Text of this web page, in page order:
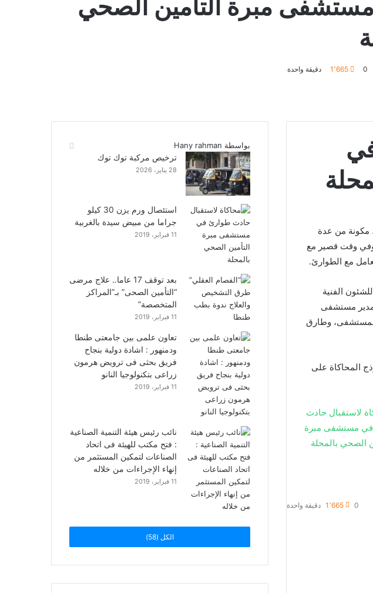
مبرة التأمين الصحي
0 1٬665 دقيقة واحدة
مكونة من عدة
وفي وقت قصير مع
مع الطوارئ.
الفنية
مدير مستشفى
وطارق
المحاكاة على
0 1٬665 دقيقة واحدة
بواسطة Hany rahman
ترخيص مركبة توك توك
28 يناير، 2026
استئصال ورم يزن 30 كيلو
جراما من مبيض سيدة بالغربية
11 فبراير، 2019
بعد توقف 17 عاما.. علاج مرضى
“التأمين الصحى” بـ”المراكز
المتخصصة”
11 فبراير، 2019
تعاون علمى بين جامعتى طنطا
ودمنهور : اشادة دولية بنجاح
فريق بحثى فى ترويض هرمون
زراعى بتكنولوجيا النانو
11 فبراير، 2019
نائب رئيس هيئة التنمية الصناعية
: فتح مكتب للهيئة فى اتحاد
الصناعات لتمكين المستثمر من
إنهاء الإجراءات من خلاله
11 فبراير، 2019
الكل (58)